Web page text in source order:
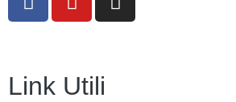
Link Utili